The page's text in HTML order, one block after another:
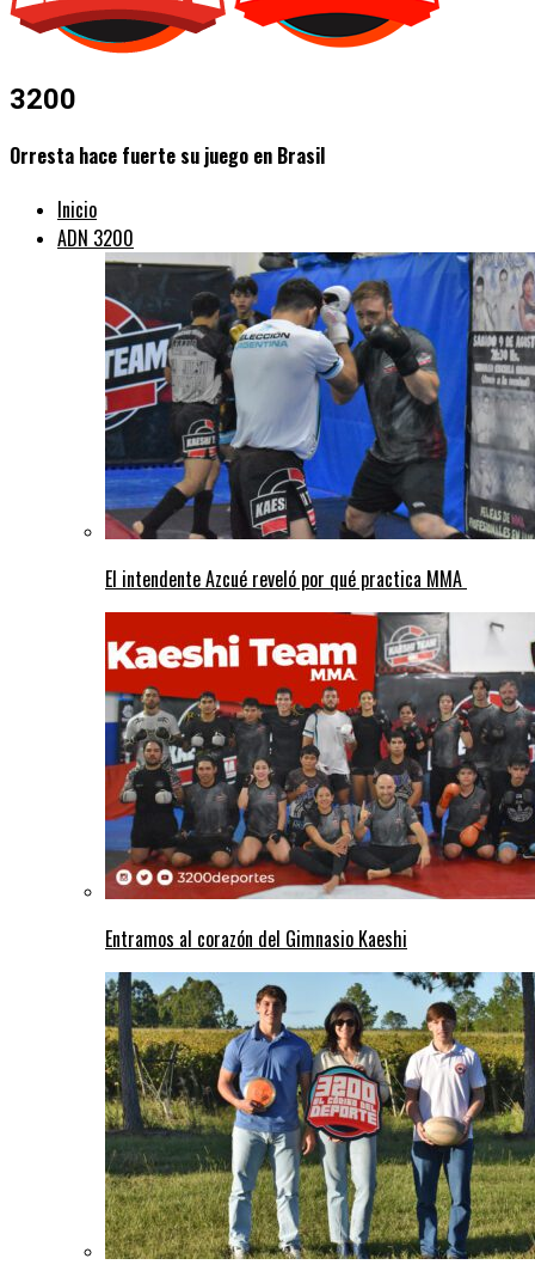
3200
Orresta hace fuerte su juego en Brasil
Inicio
ADN 3200
El intendente Azcué reveló por qué practica MMA
Entramos al corazón del Gimnasio Kaeshi